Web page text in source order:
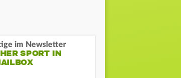
im Newsletter
SPORT IN